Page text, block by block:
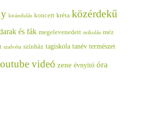
kirándulás koncert kréta közérdekű
és fák megelevenedett mikulás méz
szalvéta színház tagiskola tanév természet
videó zene évnyitó óra